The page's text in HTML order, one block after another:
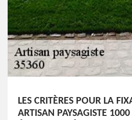
LES CRITÈRES POUR LA
ARTISAN PAYSAGISTE 1000